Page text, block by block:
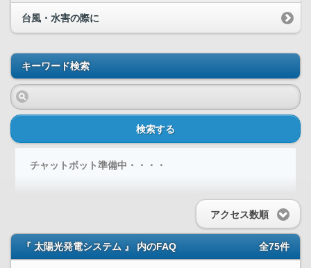
台風・水害の際に
キーワード検索
検索する
チャットボット準備中・・・・
アクセス数順
『 太陽光発電システム 』 内のFAQ 全75件